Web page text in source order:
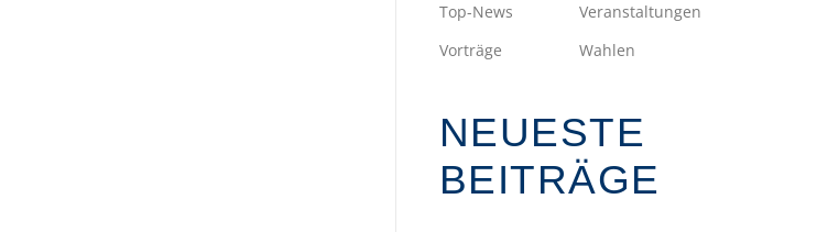
Top-News
Veranstaltungen
Vorträge
Wahlen
NEUESTE
BEITRÄGE